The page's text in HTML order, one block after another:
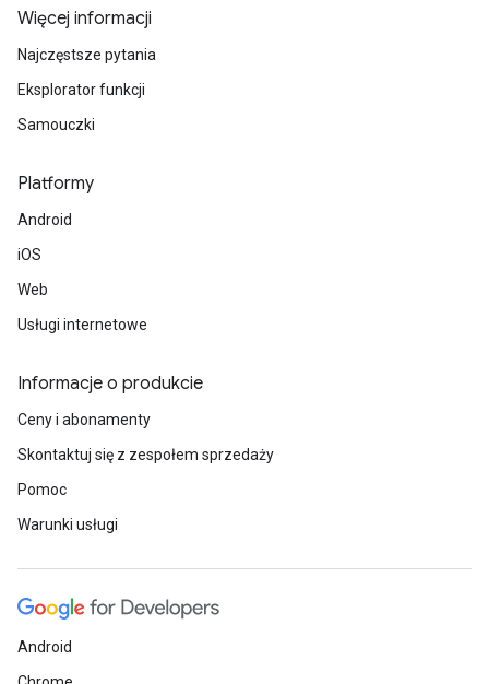
Więcej informacji
Najczęstsze pytania
Eksplorator funkcji
Samouczki
Platformy
Android
iOS
Web
Usługi internetowe
Informacje o produkcie
Ceny i abonamenty
Skontaktuj się z zespołem sprzedaży
Pomoc
Warunki usługi
Android